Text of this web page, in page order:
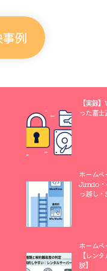
例
【実録
った富
ホーム
Jimdo・
っ越し
ホーム
【レン
説】